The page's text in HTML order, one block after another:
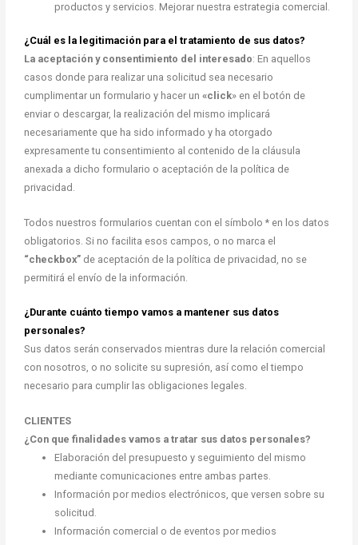
productos y servicios. Mejorar nuestra estrategia comercial.
¿Cuál es la legitimación para el tratamiento de sus datos?
La aceptación y consentimiento del interesado: En aquellos
casos donde para realizar una solicitud sea necesario
cumplimentar un formulario y hacer un «click» en el botón de
enviar o descargar, la realización del mismo implicará
necesariamente que ha sido informado y ha otorgado
expresamente tu consentimiento al contenido de la cláusula
anexada a dicho formulario o aceptación de la política de
privacidad.
Todos nuestros formularios cuentan con el símbolo * en los datos
obligatorios. Si no facilita esos campos, o no marca el
“checkbox”de aceptación de la política de privacidad, no se
permitirá el envío de la información.
¿Durante cuánto tiempo vamos a mantener sus datos
personales?
Sus datos serán conservados mientras dure la relación comercial
con nosotros, o no solicite su supresión, así como el tiempo
necesario para cumplir las obligaciones legales.
CLIENTES
¿Con que finalidades vamos a tratar sus datos personales?
Elaboración del presupuesto y seguimiento del mismo
mediante comunicaciones entre ambas partes.
Información por medios electrónicos, que versen sobre su
solicitud.
Información comercial o de eventos por medios